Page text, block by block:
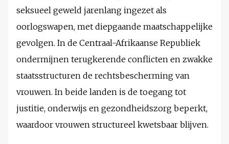
seksueel geweld jarenlang ingezet als
oorlogswapen, met diepgaande maatschappelijke
gevolgen. In de Centraal-Afrikaanse Republiek
ondermijnen terugkerende conflicten en zwakke
staatsstructuren de rechtsbescherming van
vrouwen. In beide landen is de toegang tot
justitie, onderwijs en gezondheidszorg beperkt,
waardoor vrouwen structureel kwetsbaar blijven.